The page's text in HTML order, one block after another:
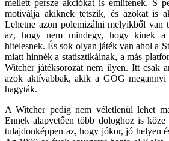
mellett persze akciókat is említenek. S
motiválja akiknek tetszik, és azokat is
Lehetne azon polemizálni melyikből van
az, hogy nem mindegy, hogy kinek a
hitelesnek. És sok olyan játék van ahol a
miatt hinnék a statisztikáinak, a más
Witcher játéksorozat nem ilyen. Itt csak
azok aktívabbak, akik a GOG
hagyták.
A Witcher pedig nem véletlenül lehet
Ennek alapvetően több dologhoz is
tulajdonképpen az, hogy jókor, jó helyen